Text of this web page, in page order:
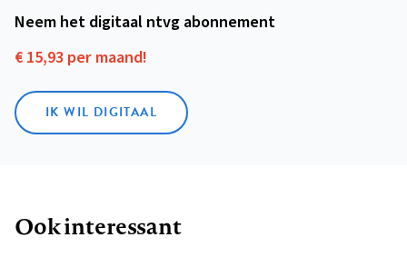
Neem het digitaal ntvg abonnement
€ 15,93 per maand!
IK WIL DIGITAAL
Ook interessant